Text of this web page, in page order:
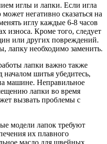
иглы и лапки. Если игла
негативно сказаться на
иглу каждые 6-8 часов
износа. Кроме того, следует
или других повреждений.
лапку необходимо заменить.
лапки важно также
началом шитья убедитесь,
машине. Неправильное
лапки во время
вызвать проблемы с
модели лапок требуют
их плавного
масло для швейных